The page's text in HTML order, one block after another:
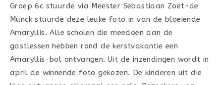
Groep 6c stuurde via Meester Sebastiaan Zoet-de
Munck stuurde deze leuke foto in van de bloeiende
Amaryllis. Alle scholen die meedoen aan de
gastlessen hebben rond de kerstvakantie een
Amaryllis-bol ontvangen. Uit de inzendingen wordt in
april de winnende foto gekozen. De kinderen uit die